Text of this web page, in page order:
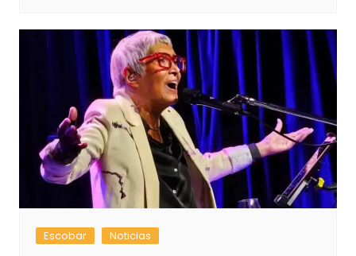
Escobar Noticias